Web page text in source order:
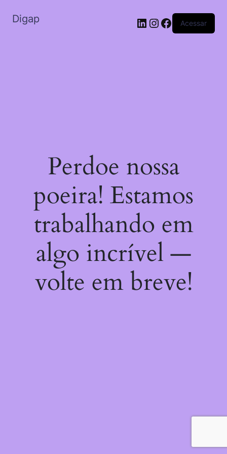
Digap Acessar
Perdoe nossa
poeira! Estamos
trabalhando em
algo incrível —
volte em breve!